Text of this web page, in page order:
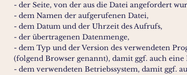
- der Seite, von der aus die Datei angefordert
- dem Namen der aufgerufenen Datei,
- dem Datum und der Uhrzeit des Aufrufs,
- der übertragenen Datenmenge,
- dem Typ und der Version des verwendeten
(folgend Browser genannt), damit ggf. auch
- dem verwendeten Betriebssystem, damit ggf.